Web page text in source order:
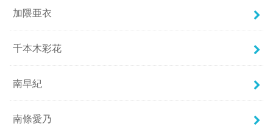
加隈亜衣
千本木彩花
南早紀
南條愛乃